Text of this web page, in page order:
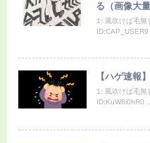
る（画像大量
1: 風吹けば毛
ID:CAP_USER9
【ハゲ速報
1: 風吹けば毛
ID:KuW8i0hR0 ...